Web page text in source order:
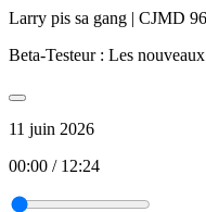
Larry pis sa gang | CJMD
Beta-Testeur : Les
11 juin 2026
00:00 / 12:24